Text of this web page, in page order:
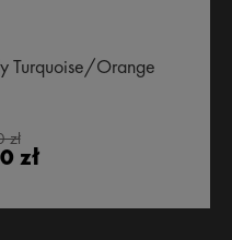
Turquoise/Orange
zł
zł